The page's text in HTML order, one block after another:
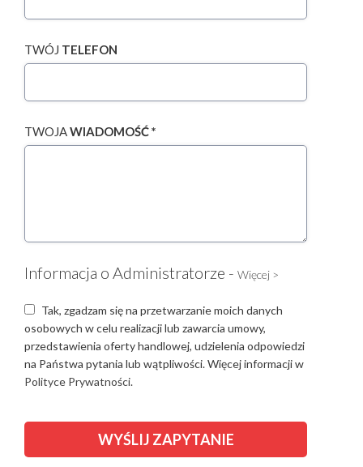
TWÓJ TELEFON
TWOJAWIADOMOŚĆ *
Informacja o Administratorze - Więcej >
Tak, zgadzam się na przetwarzanie moich danych
osobowych w celu realizacji lub zawarcia umowy,
przedstawienia oferty handlowej, udzielenia odpowiedzi
na Państwa pytania lub wątpliwości. Więcej informacji w
Polityce Prywatności.